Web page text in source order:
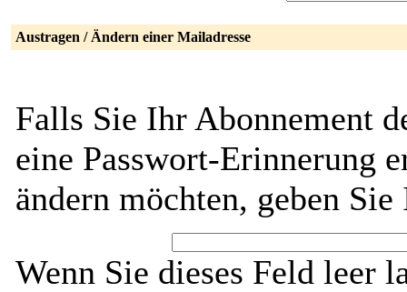
Austragen / Ändern einer Mailadresse
Falls Sie Ihr Abonnement
eine Passwort-Erinnerung
ändern möchten, geben
Wenn Sie dieses Feld leer